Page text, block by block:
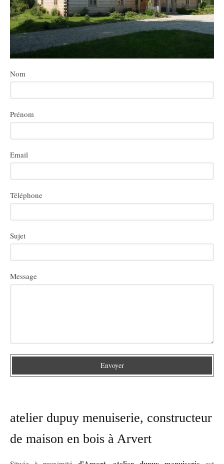
Nom
Prénom
Email
Téléphone
Sujet
Message
Envoyer
atelier dupuy menuiserie, constructeur
de maison en bois à Arvert